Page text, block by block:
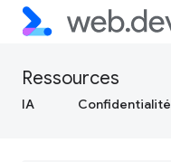
Ressources
IA Confidentialité